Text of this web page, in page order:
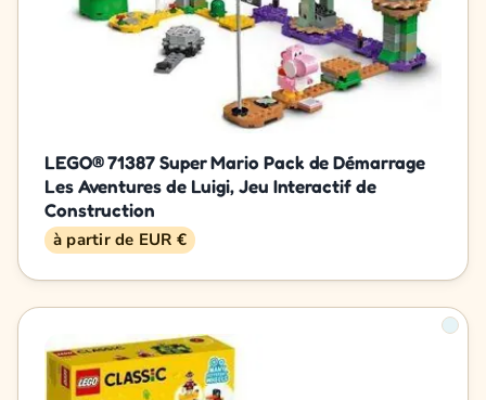
LEGO® 71387 Super Mario Pack de Démarrage
Les Aventures de Luigi, Jeu Interactif de
Construction
à partir de EUR €